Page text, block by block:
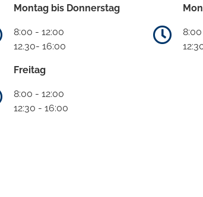
Montag bis Donnerstag
8:00 - 12:00
12.30- 16:00
Freitag
8:00 - 12:00
12:30 - 16:00